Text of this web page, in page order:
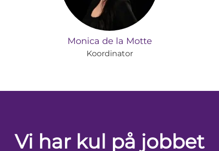
Monica de la Motte
Koordinator
Vi har kul på jobbet